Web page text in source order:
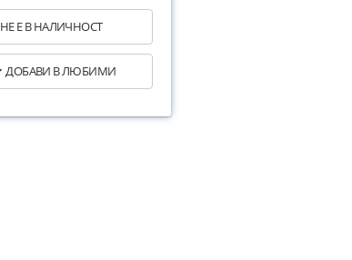
НЕ Е В НАЛИЧНОСТ
ДОБАВИ В ЛЮБИМИ